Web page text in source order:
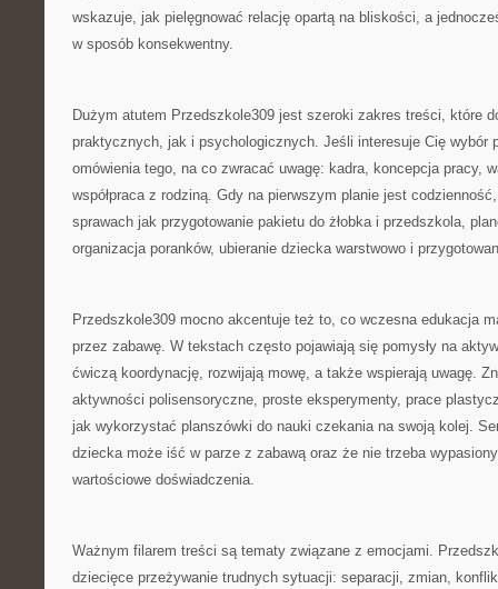
wskazuje, jak pielęgnować relację opartą na bliskości, a
w sposób konsekwentny.
Dużym atutem Przedszkole309 jest szeroki zakres treści, które
praktycznych, jak i psychologicznych. Jeśli interesuje Cię wybór
omówienia tego, na co zwracać uwagę: kadra, koncepcja pracy,
współpraca z rodziną. Gdy na pierwszym planie jest
sprawach jak przygotowanie pakietu do żłobka i przedszkola,
organizacja poranków, ubieranie dziecka warstwowo i
Przedszkole309 mocno akcentuje też to, co wczesna edukacja
przez zabawę. W tekstach często pojawiają się pomysły na
ćwiczą koordynację, rozwijają mowę, a także wspierają uwagę.
aktywności polisensoryczne, proste eksperymenty, prace
jak wykorzystać planszówki do nauki czekania na swoją kolej.
dziecka może iść w parze z zabawą oraz że nie trzeba
wartościowe doświadczenia.
Ważnym filarem treści są tematy związane z emocjami.
dziecięce przeżywanie trudnych sytuacji: separacji, zmian,